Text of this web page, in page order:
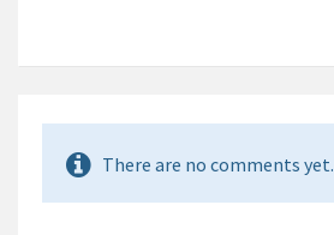
There are no comments yet.